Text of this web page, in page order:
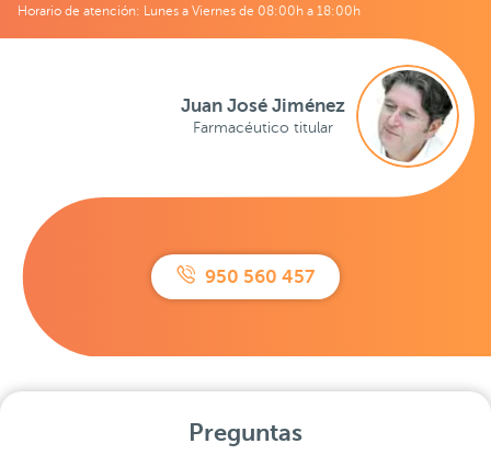
Horario de atención: Lunes a Viernes de 08:00h a 18:00h
950 560 457
Juan José Jiménez
Farmacéutico titular
Preguntas